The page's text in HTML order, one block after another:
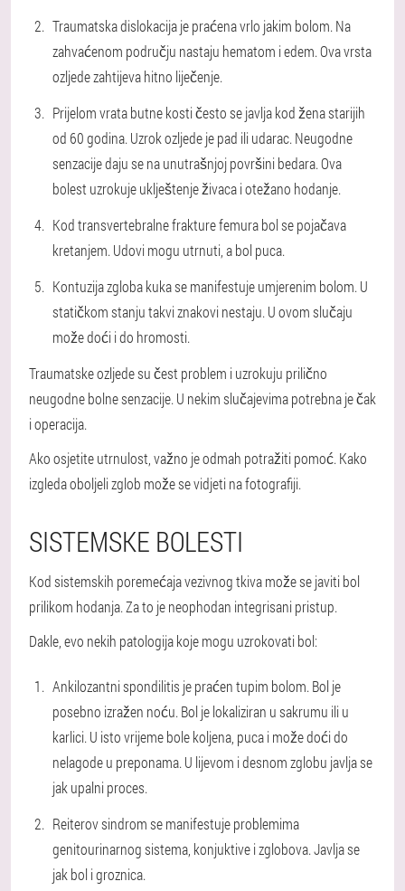
Traumatska dislokacija je praćena vrlo jakim bolom. Na
zahvaćenom području nastaju hematom i edem. Ova vrsta
ozljede zahtijeva hitno liječenje.
Prijelom vrata butne kosti često se javlja kod žena starijih
od 60 godina. Uzrok ozljede je pad ili udarac. Neugodne
senzacije daju se na unutrašnjoj površini bedara. Ova
bolest uzrokuje uklještenje živaca i otežano hodanje.
Kod transvertebralne frakture femura bol se pojačava
kretanjem. Udovi mogu utrnuti, a bol puca.
Kontuzija zgloba kuka se manifestuje umjerenim bolom. U
statičkom stanju takvi znakovi nestaju. U ovom slučaju
može doći i do hromosti.
Traumatske ozljede su čest problem i uzrokuju prilično
neugodne bolne senzacije. U nekim slučajevima potrebna je čak
i operacija.
Ako osjetite utrnulost, važno je odmah potražiti pomoć. Kako
izgleda oboljeli zglob može se vidjeti na fotografiji.
SISTEMSKE BOLESTI
Kod sistemskih poremećaja vezivnog tkiva može se javiti bol
prilikom hodanja. Za to je neophodan integrisani pristup.
Dakle, evo nekih patologija koje mogu uzrokovati bol:
Ankilozantni spondilitis je praćen tupim bolom. Bol je
posebno izražen noću. Bol je lokaliziran u sakrumu ili u
karlici. U isto vrijeme bole koljena, puca i može doći do
nelagode u preponama. U lijevom i desnom zglobu javlja se
jak upalni proces.
Reiterov sindrom se manifestuje problemima
genitourinarnog sistema, konjuktive i zglobova. Javlja se
jak bol i groznica.